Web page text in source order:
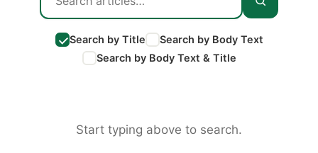
Search by Title
Search by Body Text
Search by Body Text & Title
Start typing above to search.